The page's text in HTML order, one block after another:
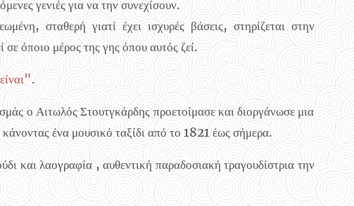
γενιές για να την συνεχίσουν.
σταθερή γιατί έχει ισχυρές βάσεις, στηρίζεται στην
όποιο μέρος της γης όπου αυτός ζεί.
.
ο Αιτωλός Στουτγκάρδης προετοίμασε και διοργάνωσε μια
ένα μουσικό ταξίδι από το 1821 έως σήμερα.
και λαογραφία , αυθεντική παραδοσιακή τραγουδίστρια την